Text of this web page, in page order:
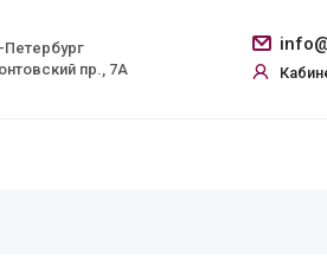
Петербург
пр., 7А